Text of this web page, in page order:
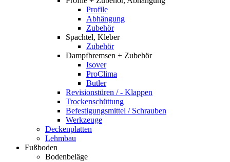
Profile
Abhängung
Zubehör
Spachtel, Kleber
Zubehör
Dampfbremsen + Zubehör
Isover
ProClima
Butler
Revisionstüren / - Klappen
Trockenschüttung
Befestigungsmittel / Schrauben
Werkzeuge
Deckenplatten
Lehmbau
Fußboden
Bodenbeläge